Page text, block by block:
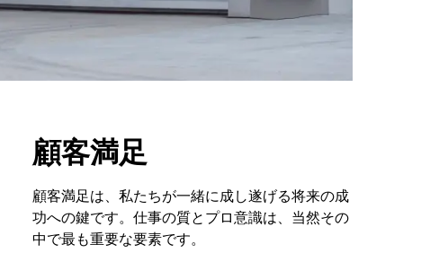
顧客満足
顧客満足は、私たちが一緒に成し遂げる将来の成
功への鍵です。仕事の質とプロ意識は、当然その
中で最も重要な要素です。